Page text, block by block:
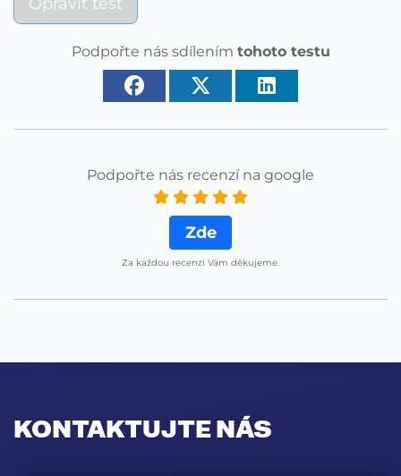
Podpořte nás sdílením tohoto testu
Podpořte nás recenzí na google
Zde
Za každou recenzi Vám děkujeme.
KONTAKTUJTE NÁS